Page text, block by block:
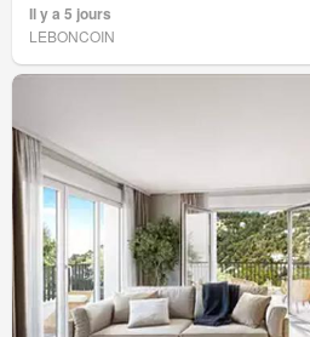
Il y a 5 jours
LEBONCOIN